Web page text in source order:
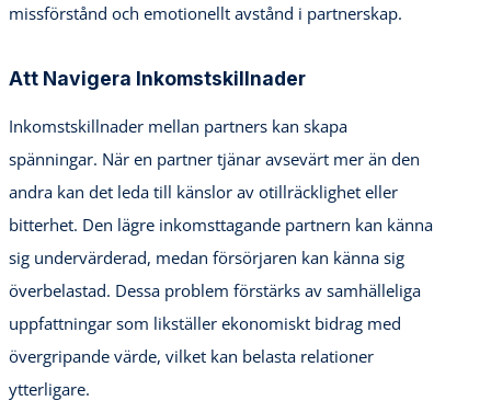
missförstånd och emotionellt avstånd i partnerskap.
Att Navigera Inkomstskillnader
Inkomstskillnader mellan partners kan skapa
spänningar. När en partner tjänar avsevärt mer än den
andra kan det leda till känslor av otillräcklighet eller
bitterhet. Den lägre inkomsttagande partnern kan känna
sig undervärderad, medan försörjaren kan känna sig
överbelastad. Dessa problem förstärks av samhälleliga
uppfattningar som likställer ekonomiskt bidrag med
övergripande värde, vilket kan belasta relationer
ytterligare.